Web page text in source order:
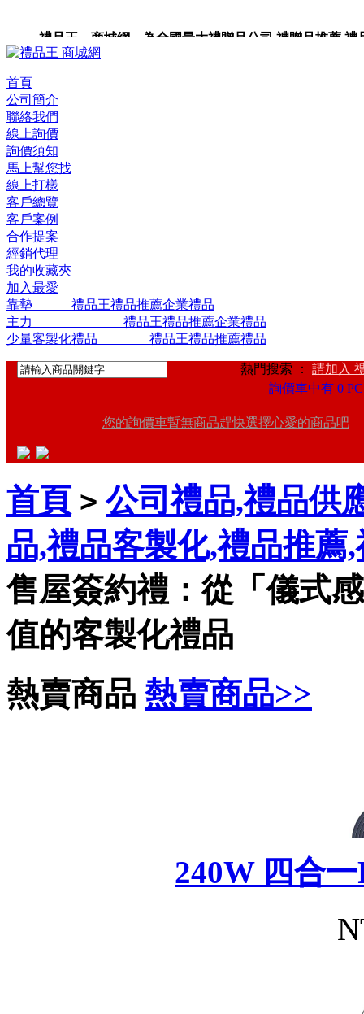
禮品王 商城網 為全國最大禮贈品公司,禮贈品推薦,禮
品包裝,禮品卡,企業禮品,禮品小物,高級禮品,禮品網站。
首頁
公司簡介
聯絡我們
線上詢價
詢價須知
馬上幫您找
線上打樣
客戶總覽
客戶案例
合作提案
經銷代理
我的收藏夾
加入最愛
靠墊 禮品王禮品推薦企業禮品
主力 禮品王禮品推薦企業禮品
少量客製化禮品 禮品王禮品推薦禮品
熱門搜索 ： 請加入
詢價車中有 0
您的詢價車暫無商品趕快選擇心愛的商品吧
首頁 > 公司禮品,禮品供
品,禮品客製化,禮品推薦
售屋簽約禮：從「儀式
值的客製化禮品
熱賣商品 熱賣商品>>
240W 四合